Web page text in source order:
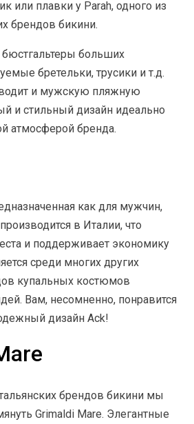
или плавки у Parah, одного из
брендов бикини.
больших
бретельки, трусики и т.д.
и мужскую пляжную
и стильный дизайн идеально
атмосферой бренда.
как для мужчин,
в Италии, что
и поддерживает экономику
среди многих других
купальных костюмов
Вам, несомненно, понравится
дизайн Ack!
брендов бикини мы
Grimaldi Mare. Элегантные